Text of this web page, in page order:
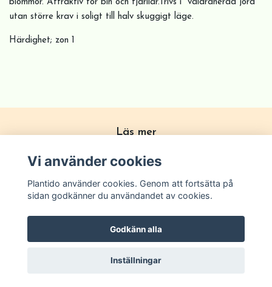
blommor. Attraktiv för bin och fjärilar.Trivs i väldränerad jord
utan större krav i soligt till halv skuggigt läge.
Härdighet; zon 1
Läs mer
Köpvillkor
Kontakta oss
Vi använder cookies
Plantido använder cookies. Genom att fortsätta på
sidan godkänner du användandet av cookies.
Godkänn alla
Inställningar